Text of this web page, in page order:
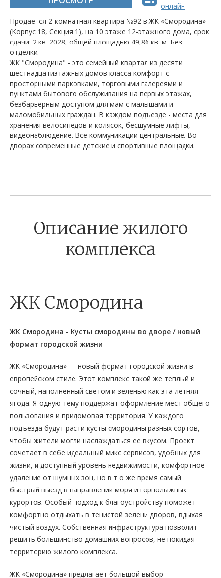
онлайн
Продаётся 2-комнатная квартира №92 в ЖК «Смородина»
(Корпус 18, Секция 1), на 10 этаже 12-этажного дома, срок
сдачи: 2 кв. 2028, общей площадью 49,86 кв. м. Без
отделки.
ЖК "Смородина" - это семейный квартал из десяти
шестнадцатиэтажных домов класса комфорт с
просторными парковками, торговыми галереями и
пунктами бытового обслуживания на первых этажах,
безбарьерным доступом для мам с малышами и
маломобильных граждан. В каждом подъезде - места для
хранения велосипедов и колясок, бесшумные лифты,
видеонаблюдение. Все коммуникации центральные. Во
дворах современные детские и спортивные площадки.
Описание жилого
комплекса
ЖК Смородина
ЖК Смородина - Кусты смородины во дворе / новый
формат городской жизни
ЖК «Смородина» — новый формат городской жизни в
европейском стиле. Этот комплекс такой же теплый и
сочный, наполненный светом и зеленью как эта летняя
ягода. Ягодную тему поддержат оформление мест общего
пользования и придомовая территория. У каждого
подъезда будут расти кусты смородины разных сортов,
чтобы жители могли наслаждаться ее вкусом. Проект
сочетает в себе идеальный микс сервисов, удобных для
жизни, и доступный уровень недвижимости, комфортное
удаление от шумных зон, но в т о же время самый
быстрый выезд в направлении моря и горнолыжных
курортов. Особый подход к благоустройству поможет
комфортно отдыхать в тенистой зелени дворов, вдыхая
чистый воздух. Собственная инфраструктура позволит
решить большинство домашних вопросов, не покидая
территорию жилого комплекса.
ЖК «Смородина» предлагает большой выбор